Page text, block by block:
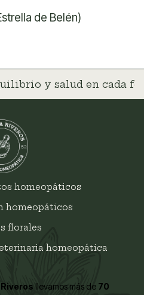
de Belén)
y salud en cada
homeopáticos
homeopáticos
florales
homeopática
llevamos más de 70